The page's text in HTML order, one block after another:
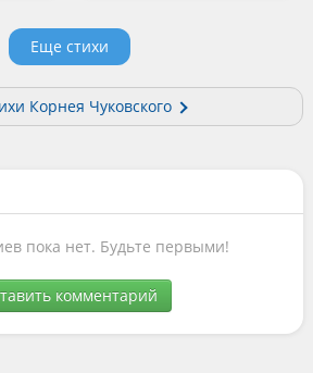
Еще стихи
Корнея Чуковского
пока нет. Будьте первыми!
комментарий